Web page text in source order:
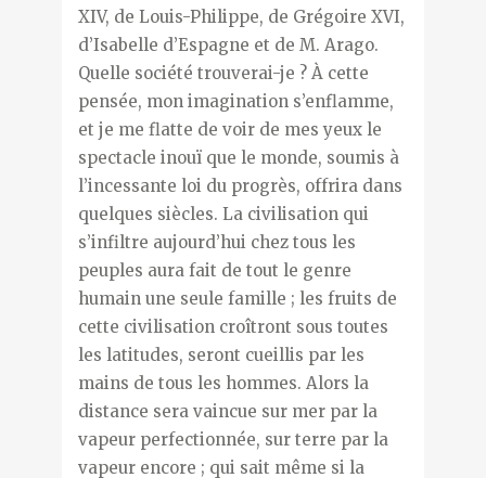
XIV, de Louis-Philippe, de Grégoire XVI,
d’Isabelle d’Espagne et de M. Arago.
Quelle société trouverai-je ? À cette
pensée, mon imagination s’enflamme,
et je me flatte de voir de mes yeux le
spectacle inouï que le monde, soumis à
l’incessante loi du progrès, offrira dans
quelques siècles. La civilisation qui
s’infiltre aujourd’hui chez tous les
peuples aura fait de tout le genre
humain une seule famille ; les fruits de
cette civilisation croîtront sous toutes
les latitudes, seront cueillis par les
mains de tous les hommes. Alors la
distance sera vaincue sur mer par la
vapeur perfectionnée, sur terre par la
vapeur encore ; qui sait même si la